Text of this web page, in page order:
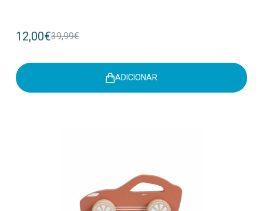
12,00€39,99€
ADICIONAR